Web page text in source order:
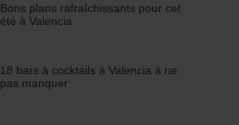
Bons plans rafraîchissants pour cet
été à Valencia
18 bars à cocktails à Valencia à ne
pas manquer